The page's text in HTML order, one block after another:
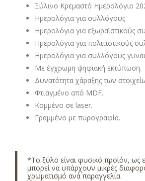
Ξύλινο Κρεμαστό Ημερολόγιο
Ημερολόγια για συλλόγους
Ημερολόγια για εξωραϊστικούς
Ημερολόγια για πολιτιστικούς
Ημερολόγια για συλλόγους
Με έγχρωμη ψηφιακή εκτύπωση.
Δυνατότητα χάραξης των
Φτιαγμένο από MDF.
Κομμένο σε laser.
Γραμμένο με πυρογραφία.
*Το ξύλο είναι φυσικό προϊόν, ως
μπορεί να υπάρχουν μικρές
χρωματισμό ανά παραγγελία.